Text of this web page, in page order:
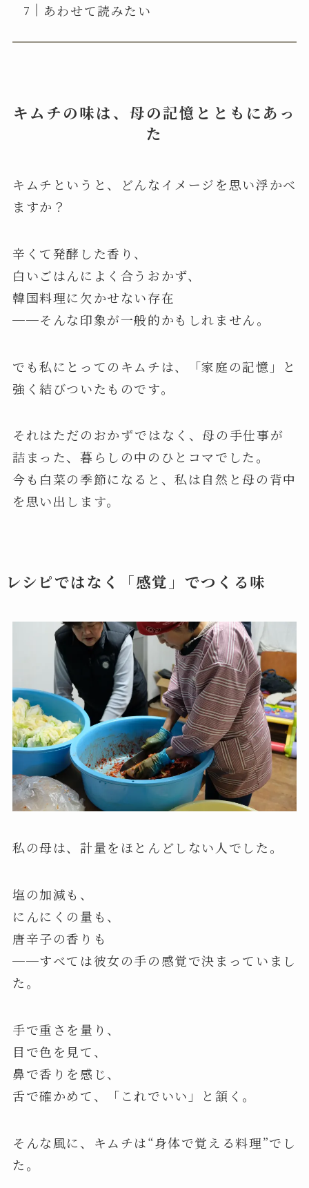
あわせて読みたい
キムチの味は、母の記憶とともにあっ
た
キムチというと、どんなイメージを思い浮かべ
ますか？
辛くて発酵した香り、
白いごはんによく合うおかず、
韓国料理に欠かせない存在
──そんな印象が一般的かもしれません。
でも私にとってのキムチは、「家庭の記憶」と
強く結びついたものです。
それはただのおかずではなく、母の手仕事が
詰まった、暮らしの中のひとコマでした。
今も白菜の季節になると、私は自然と母の背中
を思い出します。
レシピではなく「感覚」でつくる味
私の母は、計量をほとんどしない人でした。
塩の加減も、
にんにくの量も、
唐辛子の香りも
──すべては彼女の手の感覚で決まっていまし
た。
手で重さを量り、
目で色を見て、
鼻で香りを感じ、
舌で確かめて、「これでいい」と頷く。
そんな風に、キムチは“身体で覚える料理”でし
た。